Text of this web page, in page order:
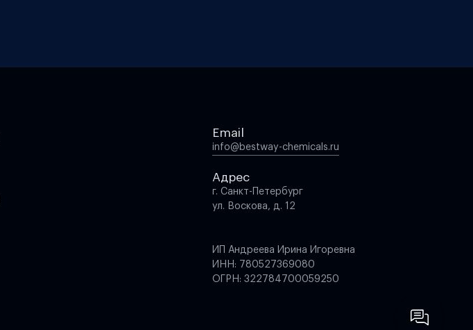
Email
info@bestway-chemicals.ru
Адрес
г. Санкт-Петербург
ул. Воскова, д. 12
ИП Андреева Ирина Игоревна
ИНН: 780527369080
ОГРН: 322784700059250